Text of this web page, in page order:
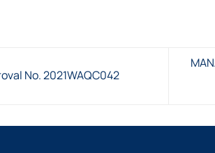
No. 2021WAQC042